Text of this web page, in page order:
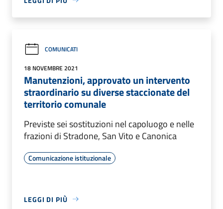
COMUNICATI
18 NOVEMBRE 2021
Manutenzioni, approvato un intervento
straordinario su diverse staccionate del
territorio comunale
Previste sei sostituzioni nel capoluogo e nelle
frazioni di Stradone, San Vito e Canonica
Comunicazione istituzionale
LEGGI DI PIÙ